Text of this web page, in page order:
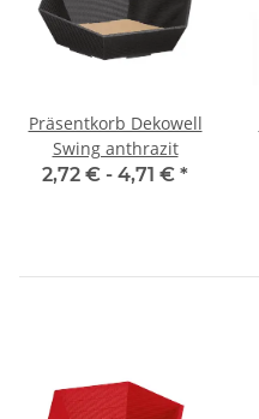
Präsentkorb Dekowell
Swing anthrazit
2,72 € - 4,71 € *